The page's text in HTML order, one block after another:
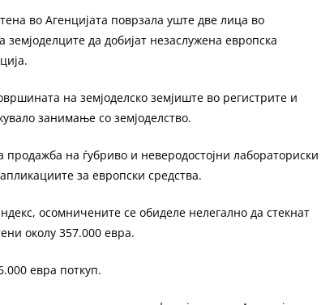
во Агенцијата поврзала уште две лица во
да добијат незаслужена европска
на земјоделско земјиште во регистрите и
занимање со земјоделство.
на ѓубриво и неверодостојни лабораториски
за европски средства.
осомничените се обиделе нелегално да стекнат
околу 357.000 евра.
евра поткуп.